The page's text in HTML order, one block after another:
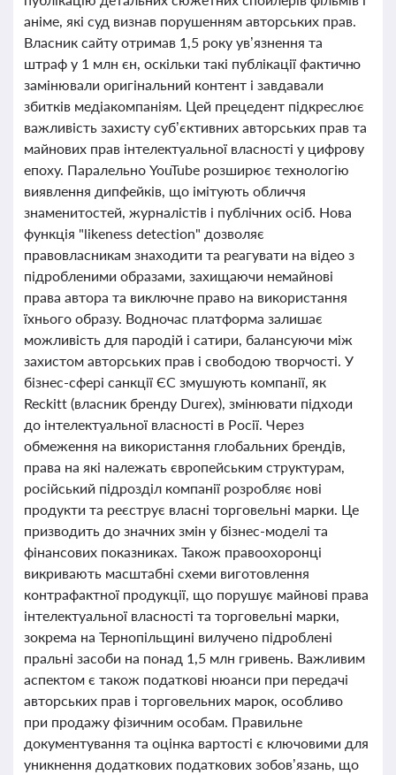
аніме, які суд визнав порушенням авторських прав.
Власник сайту отримав 1,5 року ув’язнення та
штраф у 1 млн єн, оскільки такі публікації фактично
замінювали оригінальний контент і завдавали
збитків медіакомпаніям. Цей прецедент підкреслює
важливість захисту суб’єктивних авторських прав та
майнових прав інтелектуальної власності у цифрову
епоху. Паралельно YouTube розширює технологію
виявлення дипфейків, що імітують обличчя
знаменитостей, журналістів і публічних осіб. Нова
функція "likeness detection" дозволяє
правовласникам знаходити та реагувати на відео з
підробленими образами, захищаючи немайнові
права автора та виключне право на використання
їхнього образу. Водночас платформа залишає
можливість для пародій і сатири, балансуючи між
захистом авторських прав і свободою творчості. У
бізнес-сфері санкції ЄС змушують компанії, як
Reckitt (власник бренду Durex), змінювати підходи
до інтелектуальної власності в Росії. Через
обмеження на використання глобальних брендів,
права на які належать європейським структурам,
російський підрозділ компанії розробляє нові
продукти та реєструє власні торговельні марки. Це
призводить до значних змін у бізнес-моделі та
фінансових показниках. Також правоохоронці
викривають масштабні схеми виготовлення
контрафактної продукції, що порушує майнові права
інтелектуальної власності та торговельні марки,
зокрема на Тернопільщині вилучено підроблені
пральні засоби на понад 1,5 млн гривень. Важливим
аспектом є також податкові нюанси при передачі
авторських прав і торговельних марок, особливо
при продажу фізичним особам. Правильне
документування та оцінка вартості є ключовими для
уникнення додаткових податкових зобов’язань, що